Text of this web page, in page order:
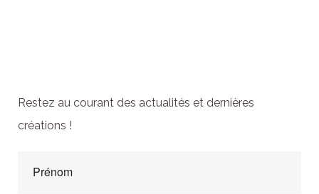
Restez au courant des actualités et dernières
créations !